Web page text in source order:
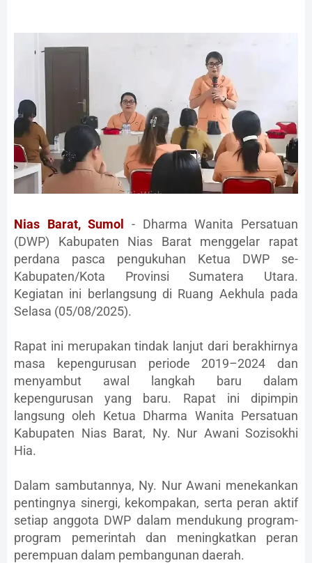
Nias Barat, Sumol
- Dharma Wanita Persatuan
(DWP) Kabupaten Nias Barat menggelar rapat
perdana pasca pengukuhan Ketua DWP se-
Kabupaten/Kota Provinsi Sumatera Utara.
Kegiatan ini berlangsung di Ruang Aekhula pada
Selasa (05/08/2025).
Rapat ini merupakan tindak lanjut dari berakhirnya
masa kepengurusan periode 2019–2024 dan
menyambut awal langkah baru dalam
kepengurusan yang baru. Rapat ini dipimpin
langsung oleh Ketua Dharma Wanita Persatuan
Kabupaten Nias Barat, Ny. Nur Awani Sozisokhi
Hia.
Dalam sambutannya, Ny. Nur Awani menekankan
pentingnya sinergi, kekompakan, serta peran aktif
setiap anggota DWP dalam mendukung program-
program pemerintah dan meningkatkan peran
perempuan dalam pembangunan daerah.